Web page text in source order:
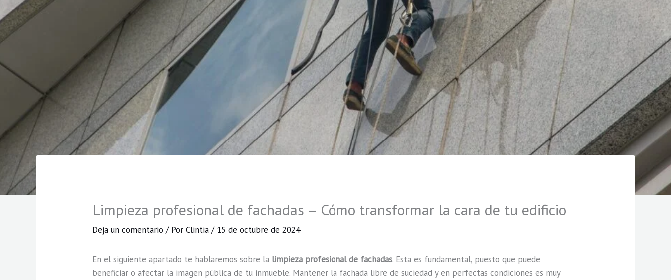
Limpieza profesional de fachadas – Cómo transformar la cara de tu edificio
Deja un comentario / PorClintia/ 15 de octubre de 2024
En el siguiente apartado te hablaremos sobre la limpieza profesional de fachadas. Esta es fundamental, puesto que puede
beneficiar o afectar la imagen pública de tu inmueble. Mantener la fachada libre de suciedad y en perfectas condiciones es muy